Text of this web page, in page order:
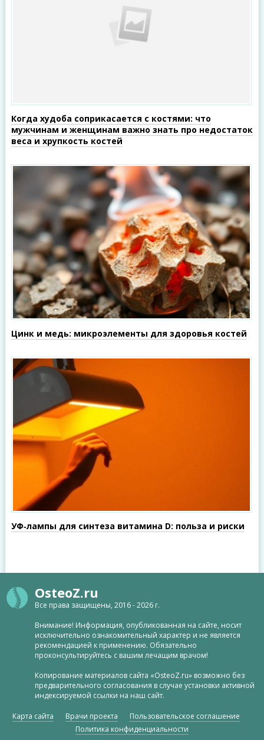
Когда худоба соприкасается с костями: что
мужчинам и женщинам важно знать про недостаток
веса и хрупкость костей
Цинк и медь: микроэлементы для здоровья костей
УФ‑лампы для синтеза витамина D: польза и риски
OsteoZ.ru
Все права защищены, 2016 - 2026 г.
Внимание! Информация, опубликованная на сайте, носит
исключительно ознакомительный характер и не является
рекомендацией к применению. Обязательно
проконсультируйтесь с вашим лечащим врачом!
Копирование материалов сайта «OsteoZ.ru» возможно без
предварительного согласования в случае установки активной
индексируемой ссылки на наш сайт.
Карта сайта Врачи проекта
Пользовательское соглашение
Политика конфиденциальности